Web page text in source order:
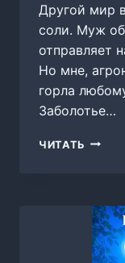
Другой мир
соли. Муж
отправляет
Но мне,
горла
Заболотье…
ЧИТАТЬ